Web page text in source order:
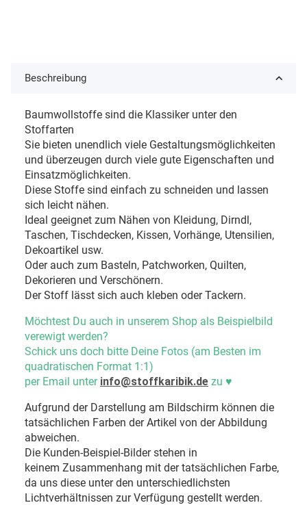
Beschreibung
Baumwollstoffe sind die Klassiker unter den
Stoffarten
Sie bieten unendlich viele Gestaltungsmöglichkeiten
und überzeugen durch viele gute Eigenschaften und
Einsatzmöglichkeiten.
Diese Stoffe sind einfach zu schneiden und lassen
sich leicht nähen.
Ideal geeignet zum Nähen von Kleidung, Dirndl,
Taschen, Tischdecken, Kissen, Vorhänge, Utensilien,
Dekoartikel usw.
Oder auch zum Basteln, Patchworken, Quilten,
Dekorieren und Verschönern.
Der Stoff lässt sich auch kleben oder Tackern.
Möchtest Du auch in unserem Shop als Beispielbild
verewigt werden?
Schick uns doch bitte Deine Fotos (am Besten im
quadratischen Format 1:1)
per Email unter info@stoffkaribik.de zu ♥
Aufgrund der Darstellung am Bildschirm können die
tatsächlichen Farben der Artikel von der Abbildung
abweichen.
Die Kunden-Beispiel-Bilder stehen in
keinem Zusammenhang mit der tatsächlichen Farbe,
da uns diese unter den unterschiedlichsten
Lichtverhältnissen zur Verfügung gestellt werden.